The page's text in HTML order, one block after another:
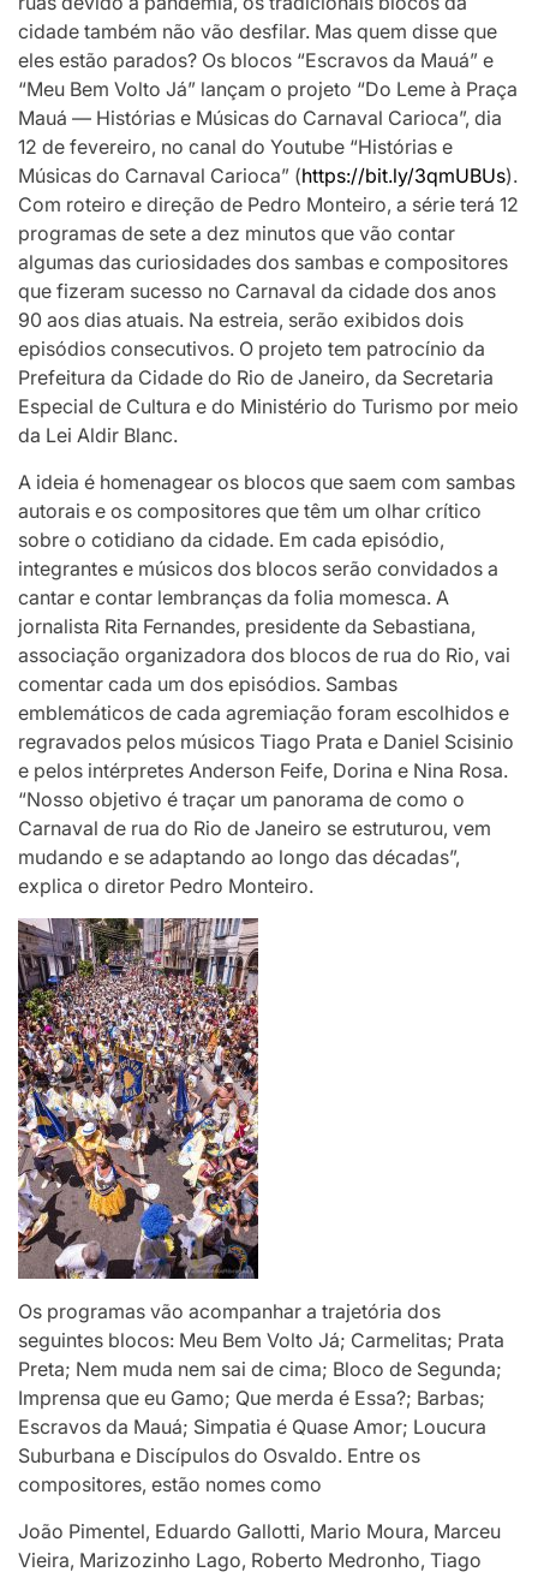
cidade também não vão desfilar. Mas quem disse que
eles estão parados? Os blocos “Escravos da Mauá” e
“Meu Bem Volto Já” lançam o projeto “Do Leme à Praça
Mauá — Histórias e Músicas do Carnaval Carioca”, dia
12 de fevereiro, no canal do Youtube “Histórias e
Músicas do Carnaval Carioca” (https://bit.ly/3qmUBUs).
Com roteiro e direção de Pedro Monteiro, a série terá 12
programas de sete a dez minutos que vão contar
algumas das curiosidades dos sambas e compositores
que fizeram sucesso no Carnaval da cidade dos anos
90 aos dias atuais. Na estreia, serão exibidos dois
episódios consecutivos. O projeto tem patrocínio da
Prefeitura da Cidade do Rio de Janeiro, da Secretaria
Especial de Cultura e do Ministério do Turismo por meio
da Lei Aldir Blanc.
A ideia é homenagear os blocos que saem com sambas
autorais e os compositores que têm um olhar crítico
sobre o cotidiano da cidade. Em cada episódio,
integrantes e músicos dos blocos serão convidados a
cantar e contar lembranças da folia momesca. A
jornalista Rita Fernandes, presidente da Sebastiana,
associação organizadora dos blocos de rua do Rio, vai
comentar cada um dos episódios. Sambas
emblemáticos de cada agremiação foram escolhidos e
regravados pelos músicos Tiago Prata e Daniel Scisinio
e pelos intérpretes Anderson Feife, Dorina e Nina Rosa.
“Nosso objetivo é traçar um panorama de como o
Carnaval de rua do Rio de Janeiro se estruturou, vem
mudando e se adaptando ao longo das décadas”,
explica o diretor Pedro Monteiro.
Os programas vão acompanhar a trajetória dos
seguintes blocos: Meu Bem Volto Já; Carmelitas; Prata
Preta; Nem muda nem sai de cima; Bloco de Segunda;
Imprensa que eu Gamo; Que merda é Essa?; Barbas;
Escravos da Mauá; Simpatia é Quase Amor; Loucura
Suburbana e Discípulos do Osvaldo. Entre os
compositores, estão nomes como
João Pimentel, Eduardo Gallotti, Mario Moura, Marceu
Vieira, Marizozinho Lago, Roberto Medronho, Tiago